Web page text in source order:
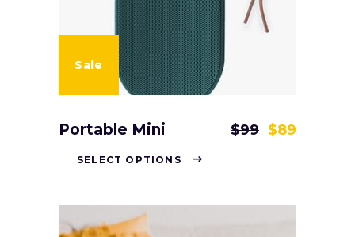
Sale
Portable Mini $99 $89
SELECT OPTIONS